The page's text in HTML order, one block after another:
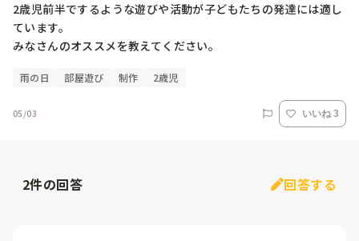
2歳児前半でするような遊びや活動が子どもたちの発達には適し
ています。
雨の日 部屋遊び 制作 2歳児
05/03 いいね 3
2件の回答 回答する